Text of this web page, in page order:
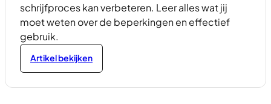
schrijfproces kan verbeteren. Leer alles wat jij
moet weten over de beperkingen en effectief
gebruik.
Artikel bekijken